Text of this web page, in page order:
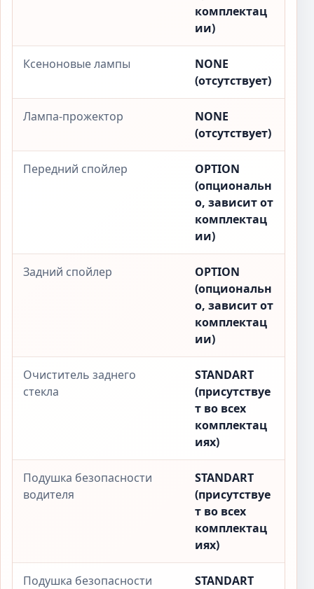
комплектац
ии)
Ксеноновые лампы
NONE
(отсутствует)
Лампа-прожектор
NONE
(отсутствует)
Передний спойлер
OPTION
(опциональн
о, зависит от
комплектац
ии)
Задний спойлер
OPTION
(опциональн
о, зависит от
комплектац
ии)
Очиститель заднего
стекла
STANDART
(присутствуе
т во всех
комплектац
иях)
Подушка безопасности
водителя
STANDART
(присутствуе
т во всех
комплектац
иях)
Подушка безопасности
STANDART